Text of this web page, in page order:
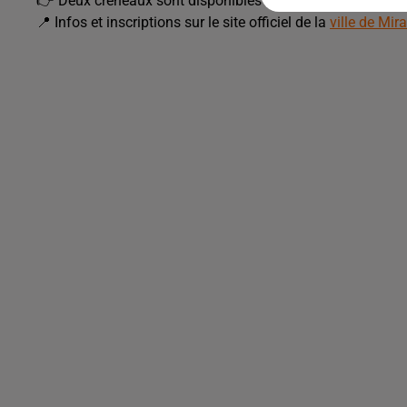
📍 Infos et inscriptions sur le site officiel de la ville de